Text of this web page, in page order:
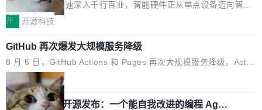
...
要的三个开源项目。 第一个名字毫无悬念：Flash Attention 2。 Hi
eu 的理由很具体。FA 系列不需要解释，但 FA2 是他认为最重要的
一个——复杂度恰到好处，刚好能驱动你去学 CuTe，但还没被那
些"邪恶的" Hopper++ 优化所淹没，足够容易修改和适配。 更关键
的是 FA2 的持久性...
随着万物智联加速深入千行百业，智能硬件正从单点设备迈向智能
化、网联化、协同化发展。作为面向全场景、跨终端的分布式操作
设备的开发、连接与互联提供关键支撑，也为产业链企业探索产品
创新与商业增长打开新的空间。 8月14日，开源鸿蒙智能硬件开发
者日（OHDD：OpenHarmony Hardware Developer Day）将在
杭州启航。活动面向智能硬件产业链企业和开发者，邀请行业专家
与资深技术顾问，围绕开源鸿蒙技术能力、设备适配、芯片适配、
开 开源科技
GitHub 再次爆发大规模服务降级
8 月 6 日，GitHub Actions 和 Pages 再次大规模服务降级，Actio
ns 完全不可用超过 5 小时，webhook 停发，连自托管 runner 也
因调度层故障无法工作。Pages、Copilot code review、Copilot c
oding agent 全部受影响。从检测到完全恢复，大约 12 小时。 这
局
Prime Agent 开源发布：一个能自我改进的编程 Agen